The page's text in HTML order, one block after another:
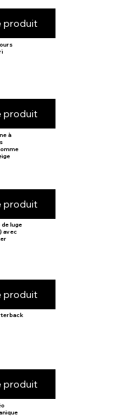
produit
produit
à
produit
de luge
avec
produit
produit